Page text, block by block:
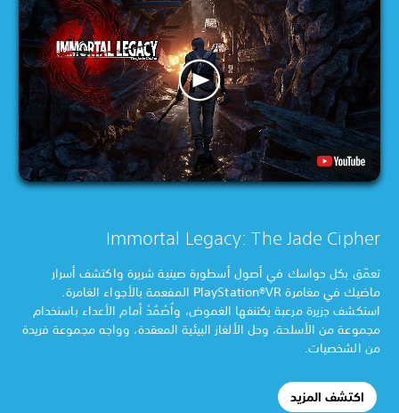
Immortal Legacy: The Jade Cipher
تعمّق بكل حواسك في أصول أسطورة صينية شريرة واكتشف أسرار
ماضيك في مغامرة PlayStation®VR المفعمة بالأجواء الغامرة.
استكشف جزيرة مرعبة يكتنفها الغموض، واُصْمُدْ أمام الأعداء باستخدام
مجموعة من الأسلحة، وحل الألغاز البيئية المعقدة، وواجه مجموعة فريدة
من الشخصيات.
اكتشف المزيد